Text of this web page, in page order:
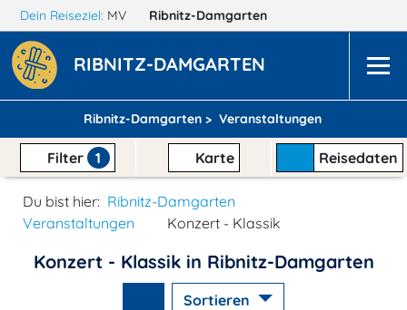
Dein Reiseziel: MV Ribnitz-Damgarten
RIBNITZ-DAMGARTEN
Ribnitz-Damgarten > Veranstaltungen
Filter 1 Karte Reisedaten
Du bist hier: Ribnitz-Damgarten
Veranstaltungen
Konzert - Klassik
Konzert - Klassik in Ribnitz-Damgarten
Sortieren